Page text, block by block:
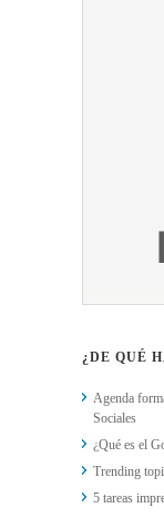
¿DE QUÉ
Agenda
Sociales
¿Qué es el
Trending
5 tareas